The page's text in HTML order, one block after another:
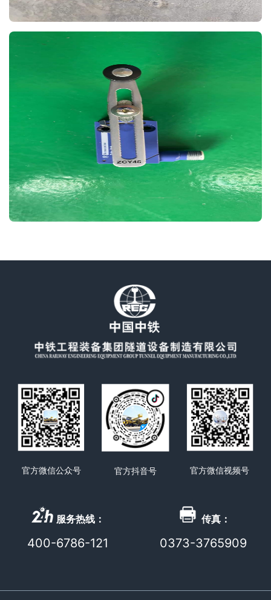
官方微信公众号 官方抖音号 官方微信视频号
服务热线：
400-6786-121
传真：
0373-3765909